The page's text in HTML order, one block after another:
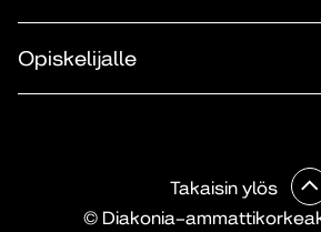
Opiskelijalle
©
Takaisin ylös